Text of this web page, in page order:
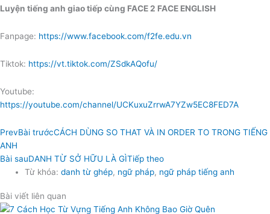
Luyện tiếng anh giao tiếp cùng FACE 2 FACE ENGLISH
Fanpage: https://www.facebook.com/f2fe.edu.vn
Tiktok: https://vt.tiktok.com/ZSdkAQofu/
Youtube:
https://youtube.com/channel/UCKuxuZrrwA7YZw5EC8FED7A
PrevBài trướcCÁCH DÙNG SO THAT VÀ IN ORDER TO TRONG TIẾNG
ANH
Bài sauDANH TỪ SỞ HỮU LÀ GÌTiếp theo
Từ khóa: danh từ ghép, ngữ pháp, ngữ pháp tiếng anh
Bài viết liên quan